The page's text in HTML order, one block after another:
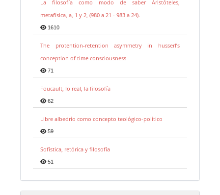
La filosofía como modo de saber Aristóteles,
metafísica, a, 1 y 2, (980 a 21 - 983 a 24).
1610
The protention-retention asymmetry in husserl’s
conception of time consciousness
71
Foucault, lo real, la filosofía
62
Libre albedrío como concepto teológico-político
59
Sofística, retórica y filosofía
51